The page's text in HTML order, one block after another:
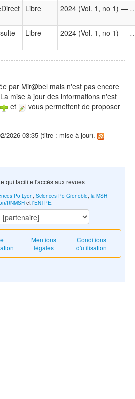
Libre 2024 (Vol. 1, no 1) —
Libre 2024 (Vol. 1, no 1) —
par Mir@bel mais n'est pas encore
mise à jour des informations n'est
et
vous permettent de proposer
2026 03:35 (titre : mise à jour).
qui facilite l'accès aux revues
Mentions
légales
Conditions
d'utilisation
Po Lyon Sciences Po Grenoble, la MSH
RNMSH et l'ENTPE